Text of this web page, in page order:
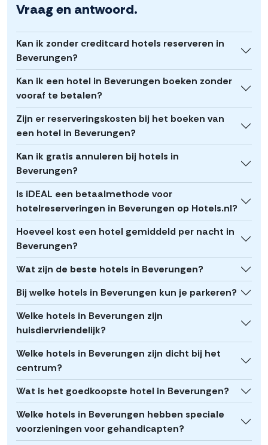
Vraag en antwoord.
Kan ik zonder creditcard hotels reserveren in
Beverungen?
Kan ik een hotel in Beverungen boeken zonder
vooraf te betalen?
Zijn er reserveringskosten bij het boeken van
een hotel in Beverungen?
Kan ik gratis annuleren bij hotels in
Beverungen?
Is iDEAL een betaalmethode voor
hotelreserveringen in Beverungen op Hotels.nl?
Hoeveel kost een hotel gemiddeld per nacht in
Beverungen?
Wat zijn de beste hotels in Beverungen?
Bij welke hotels in Beverungen kun je parkeren?
Welke hotels in Beverungen zijn
huisdiervriendelijk?
Welke hotels in Beverungen zijn dicht bij het
centrum?
Wat is het goedkoopste hotel in Beverungen?
Welke hotels in Beverungen hebben speciale
voorzieningen voor gehandicapten?